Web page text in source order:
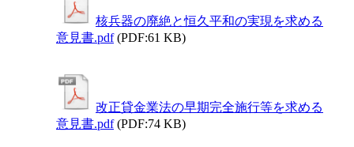
核兵器の廃絶と恒久平和の実現を求める
意見書.pdf (PDF:61 KB)
改正貸金業法の早期完全施行等を求める
意見書.pdf (PDF:74 KB)